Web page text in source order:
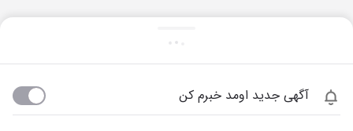
آگهی جدید اومد خبرم کن